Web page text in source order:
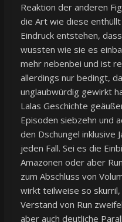
Reaktion der anderen
die Art wie diese
Eindruck entstehen,
wussten wie sie es
mehr nebenbei und ist
allerdings nur bedingt,
unglaubwürdig gewirkt
Lalas Geschichte
Episoden siebzehn und
den Dschungel inklusive
jeden Fall. Sei es die
Amazonen oder aber
zum Abschluss von
wirkt teilweise so skurril,
Verstand von Run
aber auch deutliche